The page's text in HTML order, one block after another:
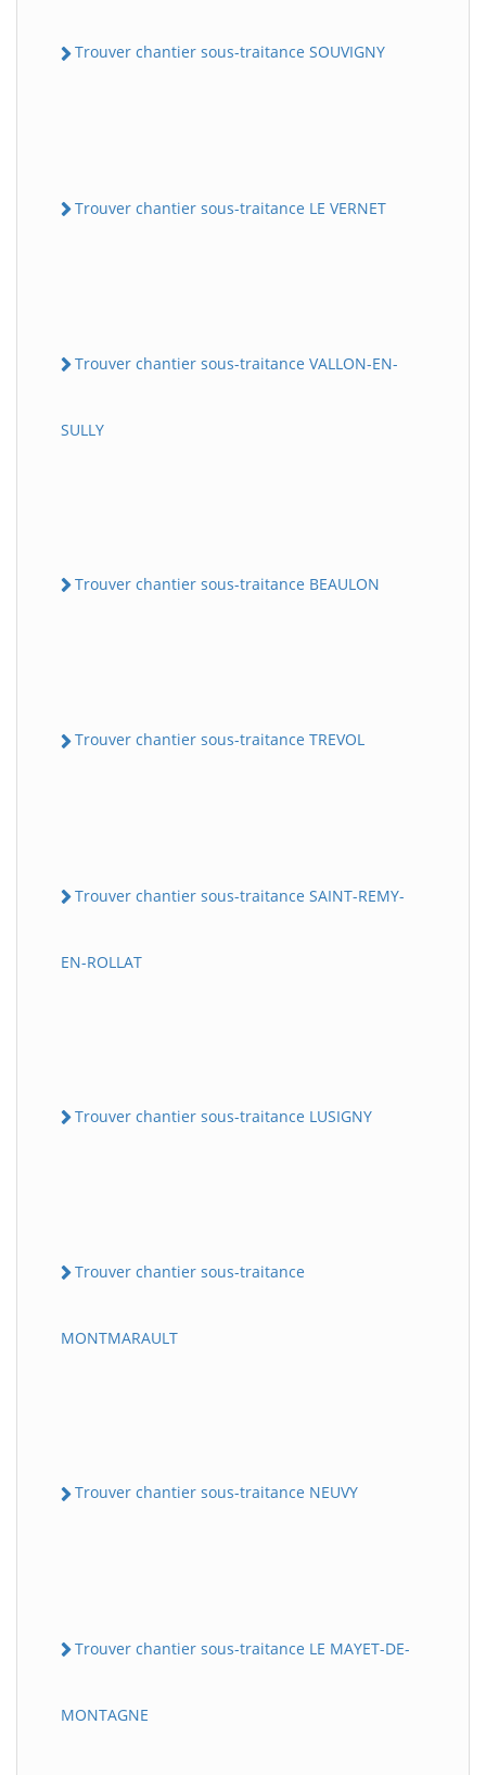
Trouver chantier sous-traitance SOUVIGNY
Trouver chantier sous-traitance LE VERNET
Trouver chantier sous-traitance VALLON-EN-
SULLY
Trouver chantier sous-traitance BEAULON
Trouver chantier sous-traitance TREVOL
Trouver chantier sous-traitance SAINT-REMY-
EN-ROLLAT
Trouver chantier sous-traitance LUSIGNY
Trouver chantier sous-traitance
MONTMARAULT
Trouver chantier sous-traitance NEUVY
Trouver chantier sous-traitance LE MAYET-DE-
MONTAGNE